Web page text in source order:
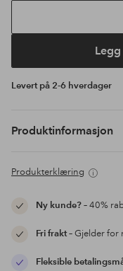
Levert på 2-6 hverdager
Produktinformasjon
Produkterklæring
Ny kunde?– 40%
Fri frakt– Gjelder for
Fleksible